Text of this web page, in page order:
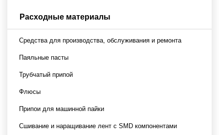
Расходные материалы
Средства для производства, обслуживания и ремонта
Паяльные пасты
Трубчатый припой
Флюсы
Припои для машинной пайки
Сшивание и наращивание лент с SMD компонентами